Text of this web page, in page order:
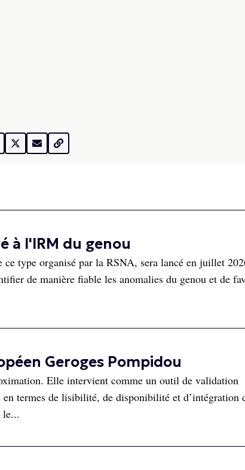
à l'IRM du genou
type organisé par la RSNA, sera lancé en juillet
de manière fiable les anomalies du genou et de
Geroges Pompidou
Elle intervient comme un outil de validation
termes de lisibilité, de disponibilité et d’intégration